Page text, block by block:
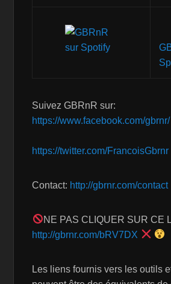
Suivez GBRnR sur:
https://www.facebook.com/gbrnr/
https://twitter.com/FrancoisGbrnr
Contact: http://gbrnr.com/contact
NE PAS CLIQUER SUR CE
http://gbrnr.com/bRV7DX
Les liens fournis vers les outils